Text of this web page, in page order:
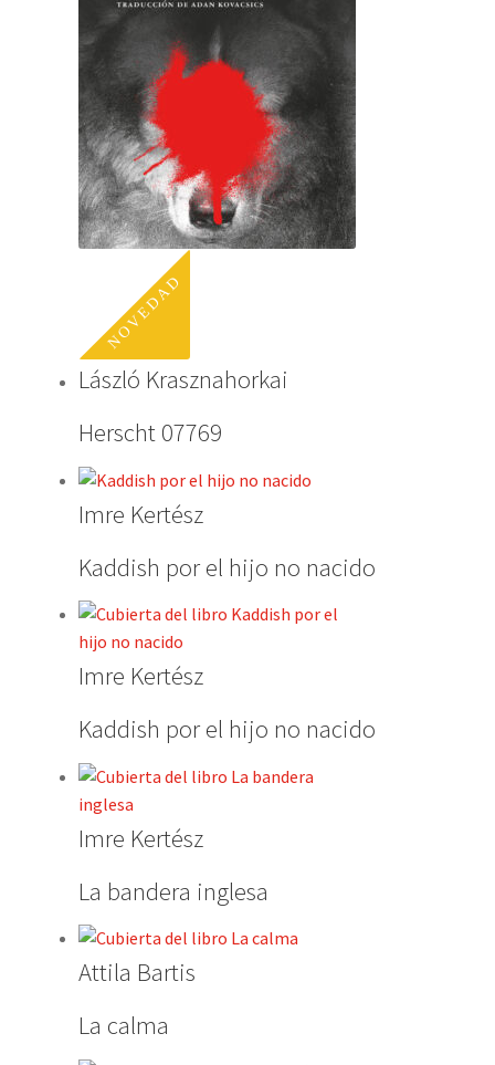
László Krasznahorkai
Herscht 07769
Imre Kertész
Kaddish por el hijo no nacido
Imre Kertész
Kaddish por el hijo no nacido
Imre Kertész
La bandera inglesa
Attila Bartis
La calma